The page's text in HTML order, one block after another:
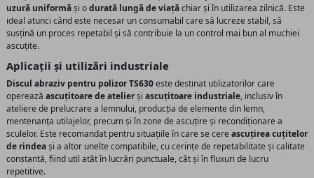
uzură uniformăși odurată lungă de viațăchiar și în utilizarea zilnică. Este
ideal atunci când este necesar un consumabil care să lucreze stabil, să
susțină un proces repetabil și să contribuie la un control mai bun al muchiei
ascuțite.
Aplicații și utilizări industriale
Discul abraziv pentru polizor TS630este destinat utilizatorilor care
operează ascuțitoare de atelierși ascuțitoare industriale, inclusiv în
ateliere de prelucrare a lemnului, producția de elemente din lemn,
mentenanța utilajelor, precum și în zone de ascuțire și recondiționare a
sculelor. Este recomandat pentru situațiile în care se cere ascuțirea cuțitelor
de rindeași a altor unelte compatibile, cu cerințe de repetabilitate și calitate
constantă, fiind util atât în lucrări punctuale, cât și în fluxuri de lucru
repetitive.